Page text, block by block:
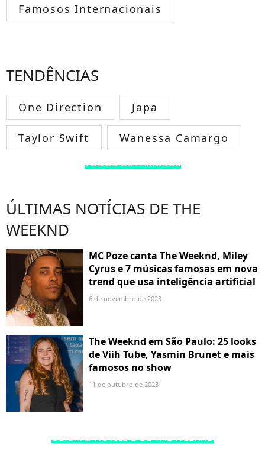
Famosos Internacionais
TENDÊNCIAS
One Direction Japa
Taylor Swift Wanessa Camargo
TODOS OS FAMOSOS
ÚLTIMAS NOTÍCIAS DE THE
WEEKND
MC Poze canta The Weeknd, Miley
Cyrus e 7 músicas famosas em nova
trend que usa inteligência artificial
6 de novembro de 2023
The Weeknd em São Paulo: 25 looks
de Viih Tube, Yasmin Brunet e mais
famosos no show
11 de outubro de 2023
ÚLTIMAS NOTÍCIAS DE THE WEEKND